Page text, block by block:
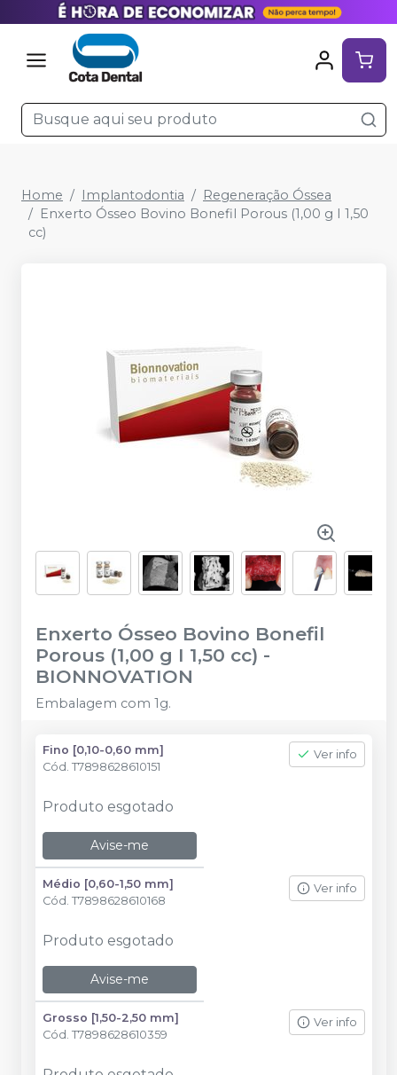
Home Implantodontia
Regeneração Óssea
Enxerto Ósseo Bovino Bonefil Porous (1,00 g I 1,50
cc)
Enxerto Ósseo Bovino Bonefil
Porous (1,00 g I 1,50 cc) -
BIONNOVATION
Embalagem com 1g.
Fino [0,10-0,60 mm]
Cód. T7898628610151
Ver info
Produto esgotado
Avise-me
Médio [0,60-1,50 mm]
Cód. T7898628610168
Ver info
Produto esgotado
Avise-me
Grosso [1,50-2,50 mm]
Cód. T7898628610359
Ver info